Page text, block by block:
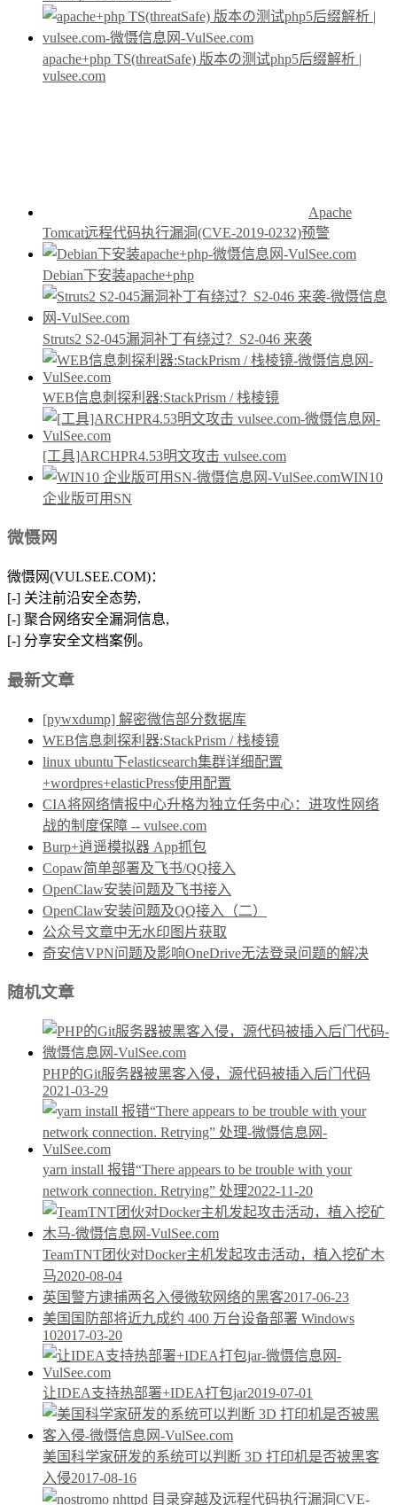
apache+php TS(threatSafe) 版本の测试php5后缀解析 |
vulsee.com
Apache
Tomcat远程代码执行漏洞(CVE-2019-0232)预警
Debian下安装apache+php
Struts2 S2-045漏洞补丁有绕过？S2-046 来袭
WEB信息刺探利器:StackPrism / 栈棱镜
[工具]ARCHPR4.53明文攻击 vulsee.com
WIN10
企业版可用SN
微慑网
微慑网(VULSEE.COM)：
[-] 关注前沿安全态势,
[-] 聚合网络安全漏洞信息,
[-] 分享安全文档案例。
最新文章
[pywxdump] 解密微信部分数据库
WEB信息刺探利器:StackPrism / 栈棱镜
linux ubuntu下elasticsearch集群详细配置
+wordpres+elasticPress使用配置
CIA将网络情报中心升格为独立任务中心：进攻性网络
战的制度保障 -- vulsee.com
Burp+逍遥模拟器 App抓包
Copaw简单部署及飞书/QQ接入
OpenClaw安装问题及飞书接入
OpenClaw安装问题及QQ接入（二）
公众号文章中无水印图片获取
奇安信VPN问题及影响OneDrive无法登录问题的解决
随机文章
PHP的Git服务器被黑客入侵，源代码被插入后门代码
2021-03-29
yarn install 报错“There appears to be trouble with your
network connection. Retrying” 处理2022-11-20
TeamTNT团伙对Docker主机发起攻击活动，植入挖矿木
马2020-08-04
英国警方逮捕两名入侵微软网络的黑客2017-06-23
美国国防部将近九成约 400 万台设备部署 Windows
102017-03-20
让IDEA支持热部署+IDEA打包jar2019-07-01
美国科学家研发的系统可以判断 3D 打印机是否被黑客
入侵2017-08-16